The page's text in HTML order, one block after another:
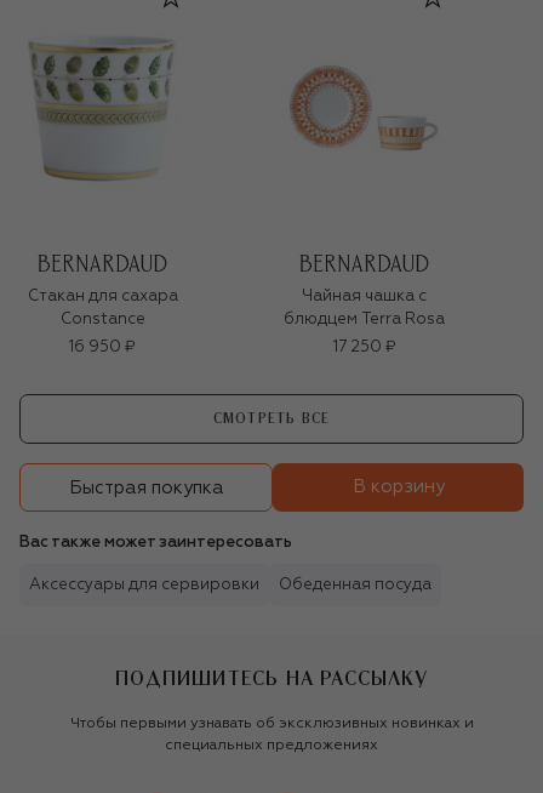
Стакан для сахара
Constance
16 950 ₽
Чайная чашка с
блюдцем Terra Rosa
17 250 ₽
СМОТРЕТЬ ВСЕ
Быстрая покупка В корзину
Вас также может заинтересовать
Аксессуары для сервировки Обеденная посуда
ПОДПИШИТЕСЬ НА РАССЫЛКУ
Чтобы первыми узнавать об эксклюзивных новинках и
специальных предложениях